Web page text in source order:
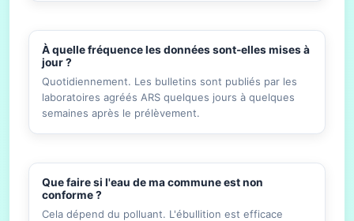
À quelle fréquence les données sont-elles mises à
jour ?
Quotidiennement. Les bulletins sont publiés par les
laboratoires agréés ARS quelques jours à quelques
semaines après le prélèvement.
Que faire si l'eau de ma commune est non
conforme ?
Cela dépend du polluant. L'ébullition est efficace